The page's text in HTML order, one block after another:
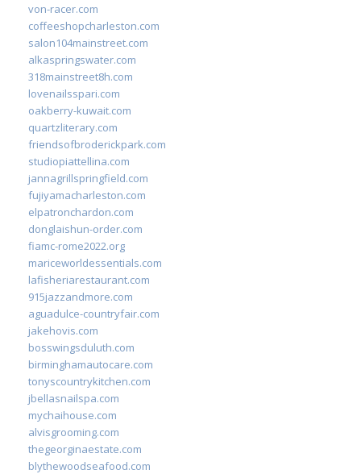
von-racer.com
coffeeshopcharleston.com
salon104mainstreet.com
alkaspringswater.com
318mainstreet8h.com
lovenailsspari.com
oakberry-kuwait.com
quartzliterary.com
friendsofbroderickpark.com
studiopiattellina.com
jannagrillspringfield.com
fujiyamacharleston.com
elpatronchardon.com
donglaishun-order.com
fiamc-rome2022.org
mariceworldessentials.com
lafisheriarestaurant.com
915jazzandmore.com
aguadulce-countryfair.com
jakehovis.com
bosswingsduluth.com
birminghamautocare.com
tonyscountrykitchen.com
jbellasnailspa.com
mychaihouse.com
alvisgrooming.com
thegeorginaestate.com
blythewoodseafood.com